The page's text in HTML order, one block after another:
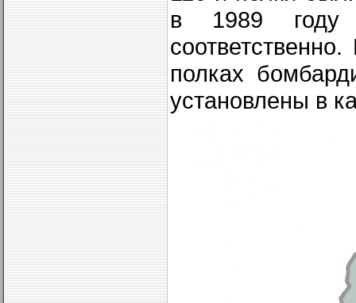
в 1989
полках
установлены в